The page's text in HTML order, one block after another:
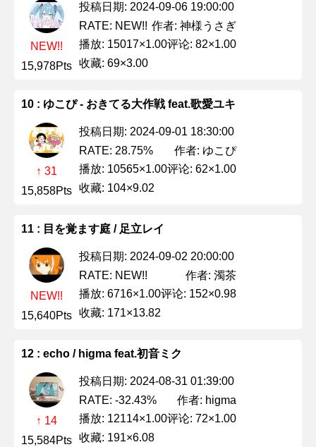
NEW!!
15,978Pts
投稿日期: 2024-09-06 19:00:00
RATE: NEW!! 作者: 神様うさぎ
播放: 15017×1.00评论: 82×1.00
收藏: 69×3.00
10 : ゆこぴ - おきてる大作戦 feat.歌愛ユキ
↑ 31
15,858Pts
投稿日期: 2024-09-01 18:30:00
RATE: 28.75%
作者: ゆこぴ
播放: 10565×1.00评论: 62×1.00
收藏: 104×9.02
11 : 目を覚ます庭 / 足立レイ
NEW!!
15,640Pts
投稿日期: 2024-09-02 20:00:00
RATE: NEW!!
作者: 濁茶
播放: 6716×1.00评论: 152×0.98
收藏: 171×13.82
12 : echo / higma feat.初音ミク
↑ 14
15,584Pts
投稿日期: 2024-08-31 01:39:00
RATE: -32.43%
作者: higma
播放: 12114×1.00评论: 72×1.00
收藏: 191×6.08